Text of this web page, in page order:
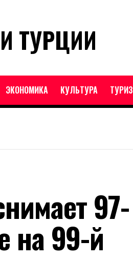
ТУРЦИИ
ЭКОНОМИКА КУЛЬТУРА
97-
на 99-й